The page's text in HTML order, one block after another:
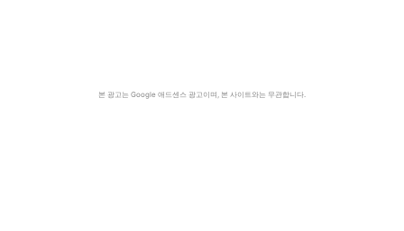
본 광고는 Google 애드센스 광고이며, 본 사이트와는 무관합니다.